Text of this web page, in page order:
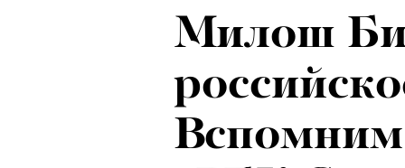
Милош
Рок-
20 и
о